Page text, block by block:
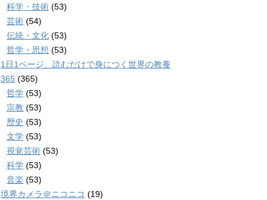
科学・技術 (53)
芸術 (54)
伝統・文化 (53)
哲学・思想 (53)
1日1ページ、読むだけで身につく世界の教養
365 (365)
哲学 (53)
宗教 (53)
歴史 (53)
文学 (53)
視覚芸術 (53)
科学 (53)
音楽 (53)
境界カメラ＠ニコニコ (19)